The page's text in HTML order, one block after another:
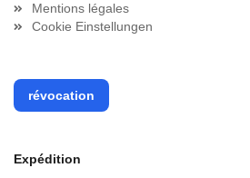
Mentions légales
Cookie Einstellungen
révocation
Expédition